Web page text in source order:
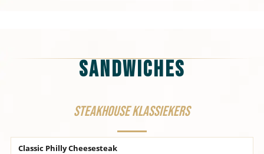
Sandwiches
Steakhouse klassiekers
Classic Philly Cheesesteak